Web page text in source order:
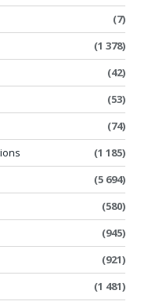
(7)
(1 378)
(42)
(53)
(74)
(1 185)
(5 694)
(580)
(945)
(921)
(1 481)